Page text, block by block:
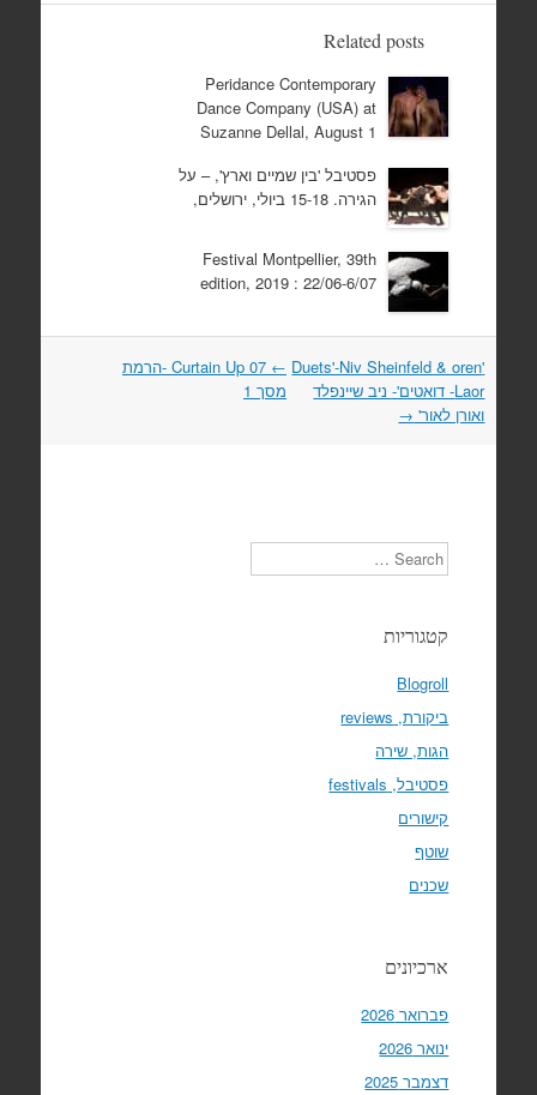
Related posts
Peridance Contemporary
Dance Company (USA) at
Suzanne Dellal, August 1
פסטיבל 'בין שמיים וארץ', – על
הגירה. 15-18 ביולי, ירושלים,
Festival Montpellier, 39th
edition, 2019 : 22/06-6/07
Post
navigation
←
Curtain Up 07 -הרמת
מסך 1
'Duets'-Niv Sheinfeld & oren
Laor- דואטים'- ניב שיינפלד
ואורן לאור' →
Search
קטגוריות
Blogroll
ביקורת, reviews
הגות, שירה
פסטיבל, festivals
קישורים
שוטף
שכנים
ארכיונים
פברואר 2026
ינואר 2026
דצמבר 2025